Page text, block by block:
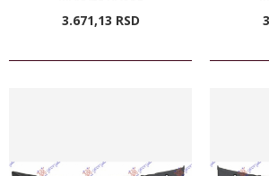
3.671,13 RSD